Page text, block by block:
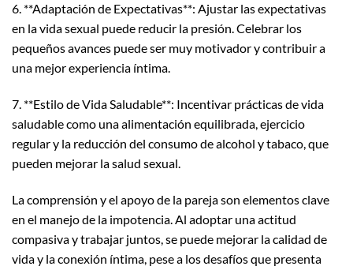
6. **Adaptación de Expectativas**: Ajustar las expectativas
en la vida sexual puede reducir la presión. Celebrar los
pequeños avances puede ser muy motivador y contribuir a
una mejor experiencia íntima.
7. **Estilo de Vida Saludable**: Incentivar prácticas de vida
saludable como una alimentación equilibrada, ejercicio
regular y la reducción del consumo de alcohol y tabaco, que
pueden mejorar la salud sexual.
La comprensión y el apoyo de la pareja son elementos clave
en el manejo de la impotencia. Al adoptar una actitud
compasiva y trabajar juntos, se puede mejorar la calidad de
vida y la conexión íntima, pese a los desafíos que presenta